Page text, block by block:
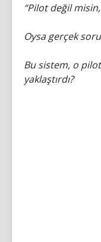
“Pilot değil
Oysa gerçek
Bu sistem, o
yaklaştırdı?